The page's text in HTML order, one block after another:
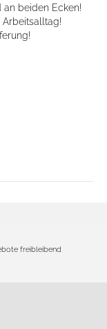
anbieten
zu
zu Ihrer
Partner für
mit
an beiden Ecken!
Arbeitsalltag!
freibleibend